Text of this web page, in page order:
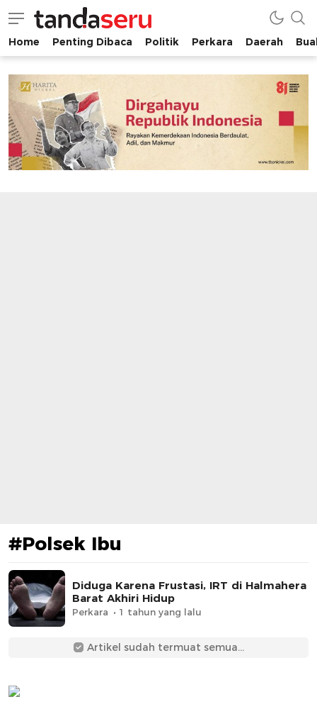
tandaseru.com | Penting Dibaca
tandaseru.com
Home Penting Dibaca Politik Perkara Daerah
#Polsek Ibu
Diduga Karena Frustasi, IRT di Halmahera
Barat Akhiri Hidup
Perkara 1 tahun yang lalu
Artikel sudah termuat semua...